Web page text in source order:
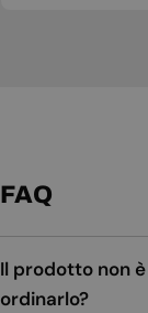
FAQ
Il prodotto non
ordinarlo?